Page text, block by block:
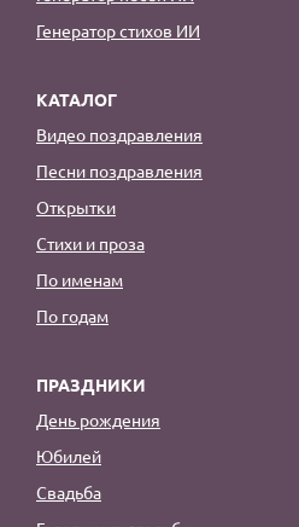
Генератор стихов ИИ
КАТАЛОГ
Видео поздравления
Песни поздравления
Открытки
Стихи и проза
По именам
По годам
ПРАЗДНИКИ
День рождения
Юбилей
Свадьба